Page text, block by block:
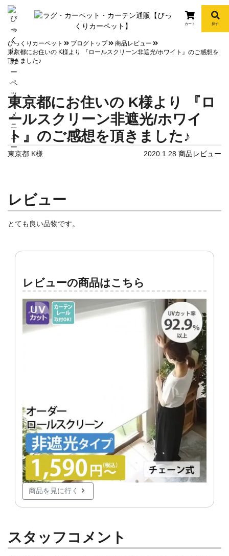
info
カート 探す
びっくりカーペット ブログトップ
商品レビュー
東京都にお住いの K様より 『ロールスクリーン非遮光/ホワイト』のご感想を
頂きました♪
東京都にお住いの K様より 『ロ
ールスクリーン非遮光/ホワイ
ト』のご感想を頂きました♪
東京都 K様 2020.1.28 商品レビュー
レビュー
とても良い品物です。
レビューの商品はこちら
商品を見に行く
スタッフコメント